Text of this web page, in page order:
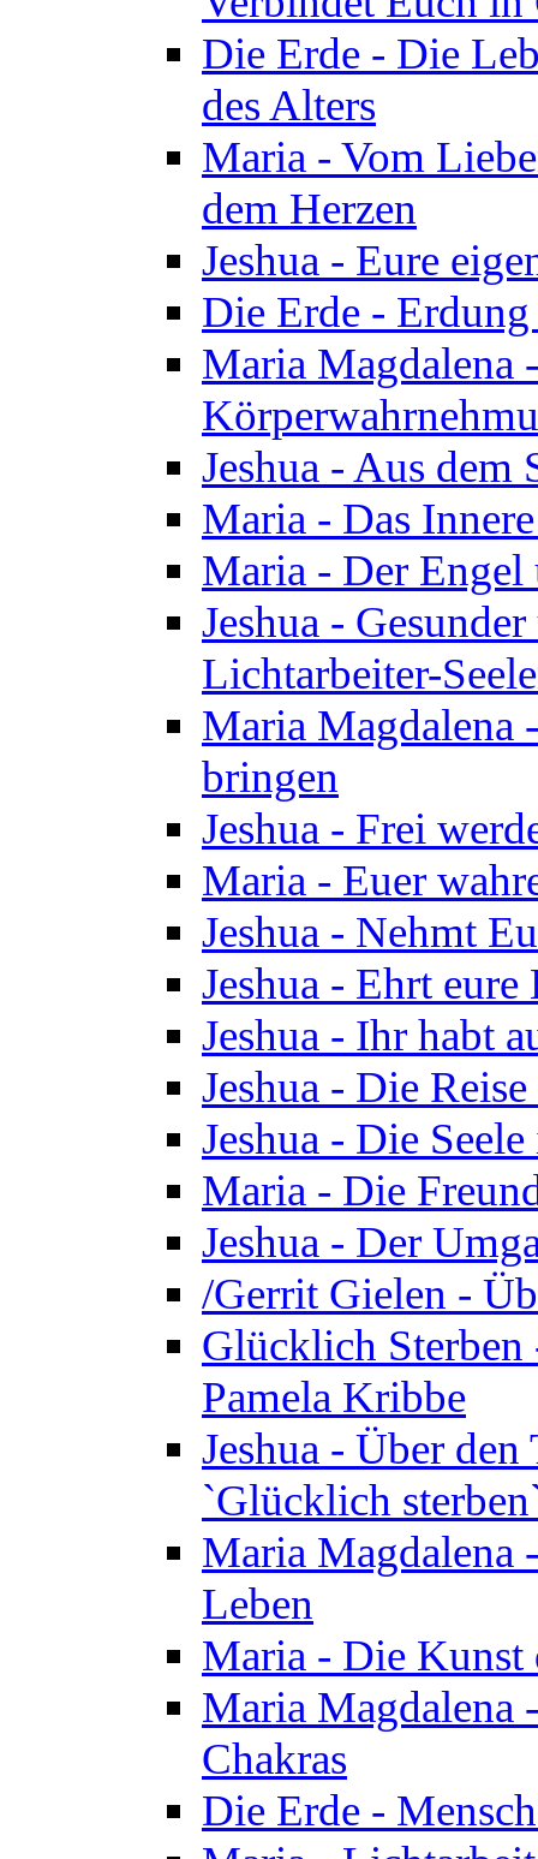
Die Erde - Die
des Alters
Maria - Vom
dem Herzen
Jeshua - Eure
Die Erde -
Maria Magdalena
Jeshua - Aus dem
Maria - Das
Maria - Der Engel
Jeshua -
Lichtarbeiter-
Maria Magdalena
bringen
Jeshua - Frei
Maria - Euer
Jeshua - Nehmt
Jeshua - Ehrt
Jeshua - Ihr habt
Jeshua - Die
Jeshua - Die
Maria - Die
Jeshua - Der
/Gerrit Gielen -
Glücklich
Pamela Kribbe
Jeshua - Über
`Glücklich
Maria Magdalena
Leben
Maria - Die Kunst
Maria Magdalena
Chakras
Die Erde -